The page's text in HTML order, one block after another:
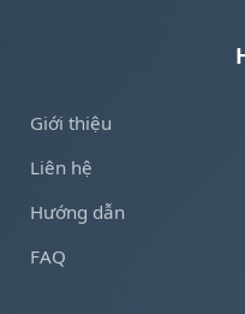
Giới thiệu
Liên hệ
Hướng dẫn
FAQ